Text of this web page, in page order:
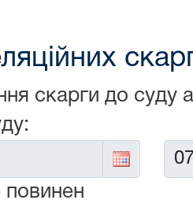
скарги до суду
повинен
До: